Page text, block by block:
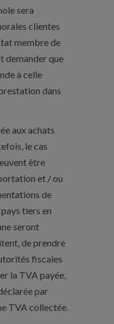
sera
clientes
membre de
demander que
à celle
dans
aux achats
le cas
être
et / ou
de
tiers en
seront
de prendre
fiscales
la TVA payée,
par
TVA collectée.